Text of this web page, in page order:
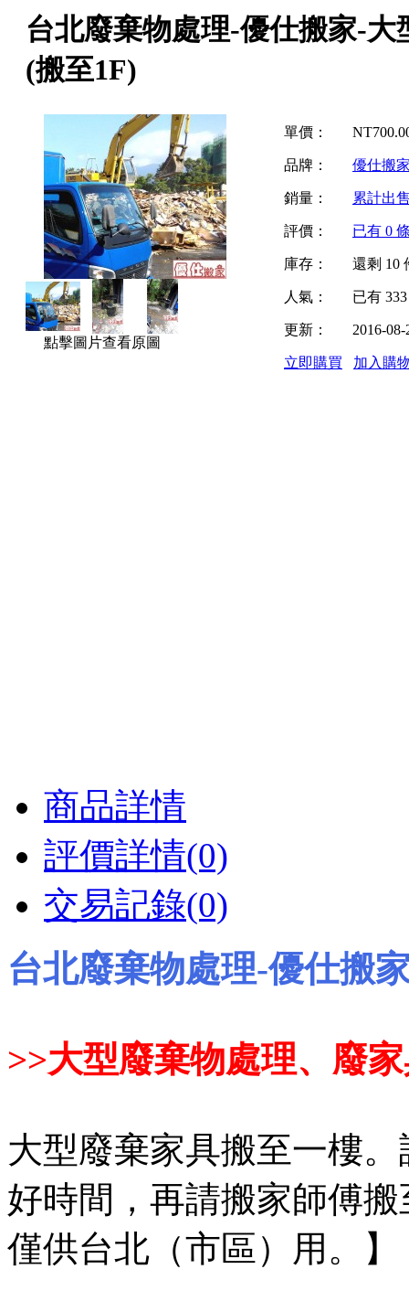
台北廢棄物處理-優仕搬家-大
(搬至1F)
點擊圖片查看原圖
單價： NT
品牌： 優仕搬
銷量： 累計出
評價： 已有 0
庫存： 還剩 10
人氣： 已有 333
更新： 2016-08-
立即購買 加入購
商品詳情
評價詳情(0)
交易記錄(0)
台北廢棄物處理-優仕搬
>>大型廢棄物處理、廢
大型廢棄家具搬至一樓
好時間，再請搬家師傅
僅供台北（市區）用。】